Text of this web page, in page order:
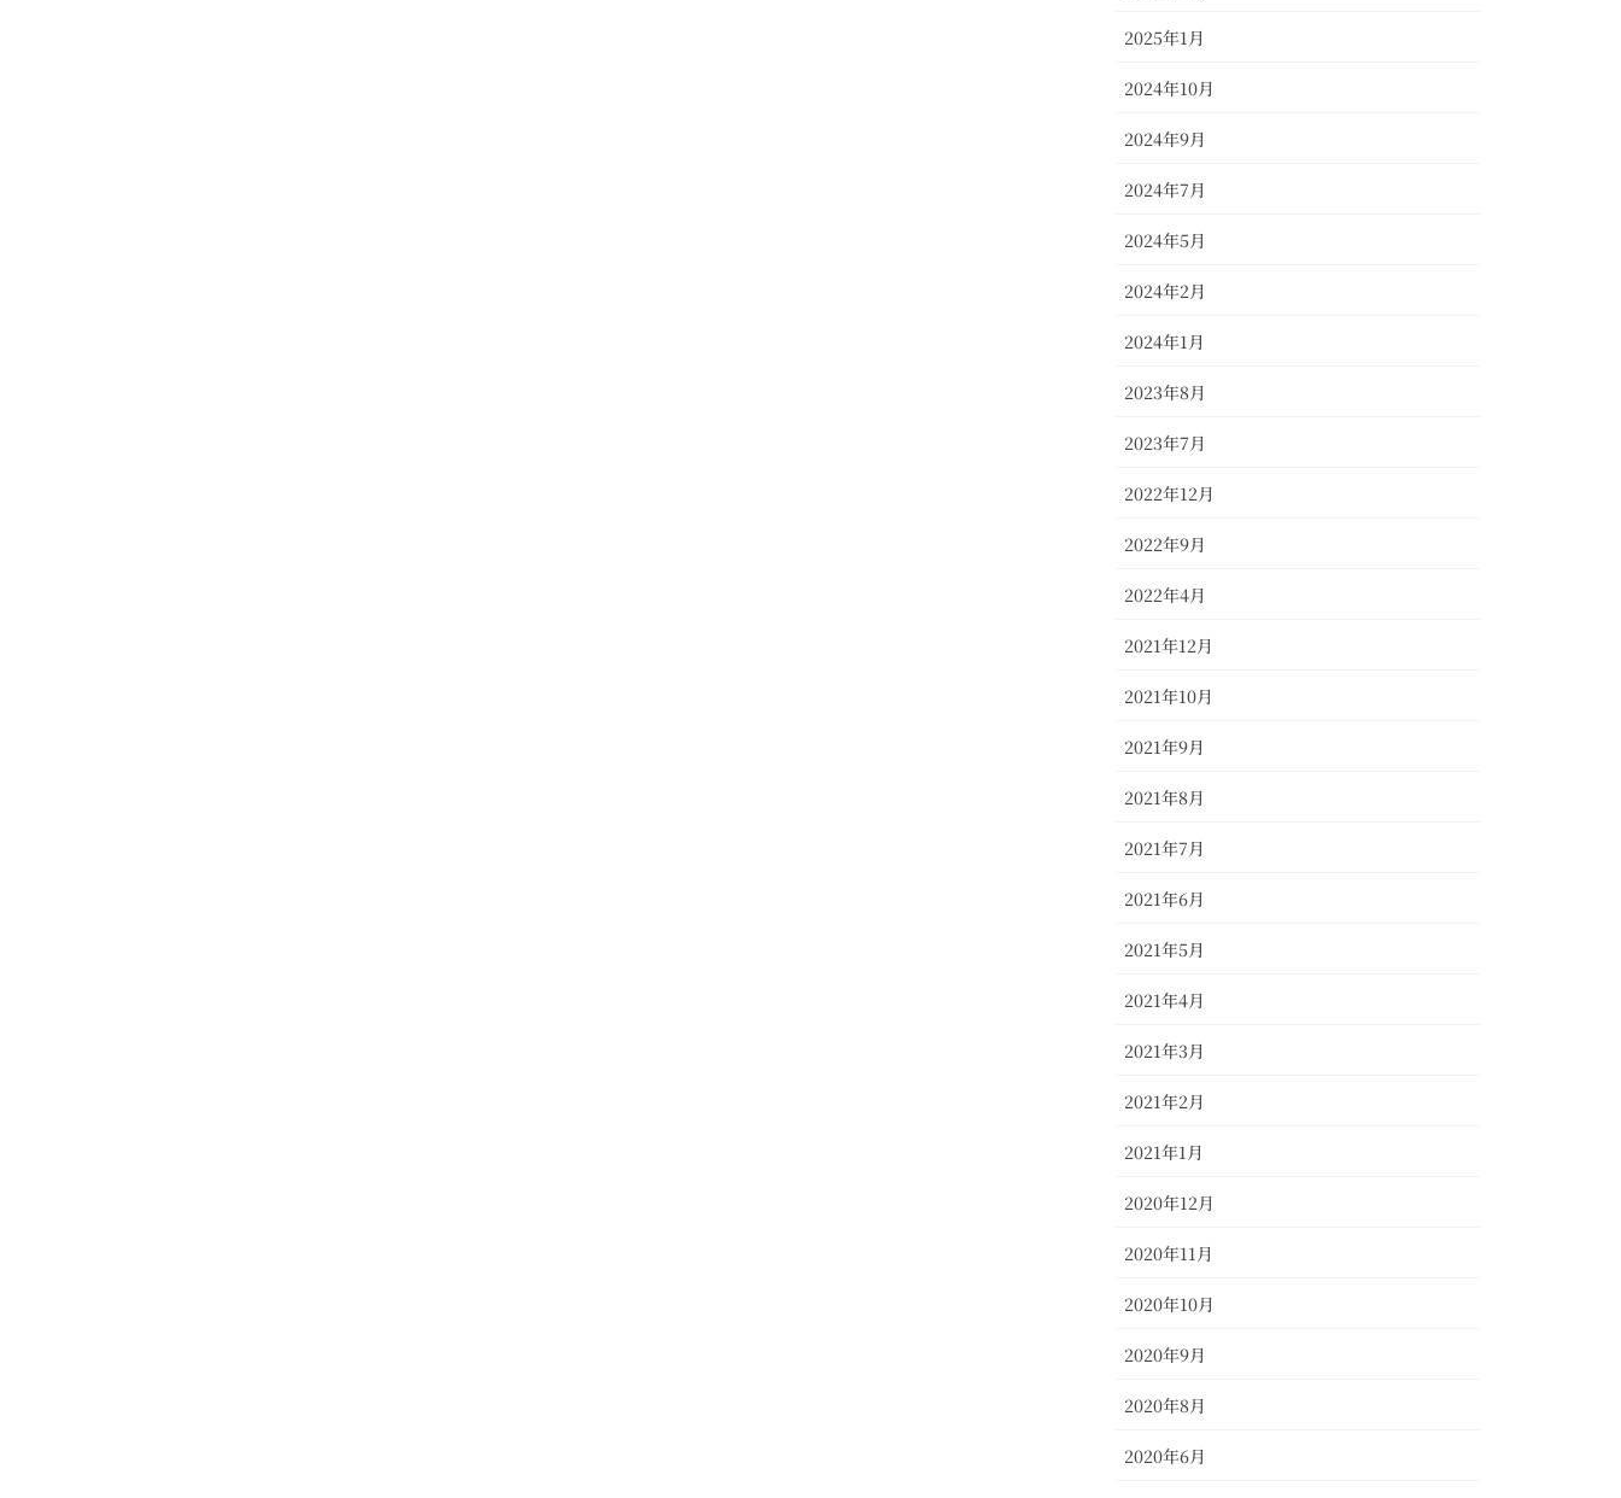
2025年1月
2024年10月
2024年9月
2024年7月
2024年5月
2024年2月
2024年1月
2023年8月
2023年7月
2022年12月
2022年9月
2022年4月
2021年12月
2021年10月
2021年9月
2021年8月
2021年7月
2021年6月
2021年5月
2021年4月
2021年3月
2021年2月
2021年1月
2020年12月
2020年11月
2020年10月
2020年9月
2020年8月
2020年6月